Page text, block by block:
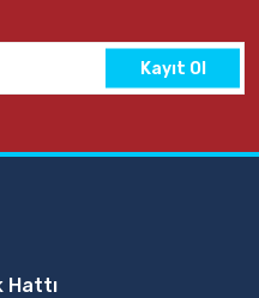
Kayıt Ol
Hattı